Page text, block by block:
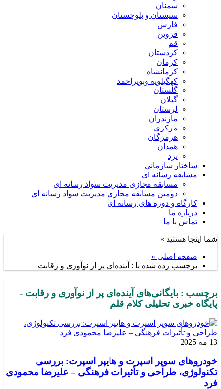
سمنان
سیستان و بلوچستان
فارس
قزوین
قم
کردستان
کرمان
کرمانشاه
کهگیلویه وبویراحمد
گلستان
گیلان
لرستان
مازندران
مرکزی
هرمزگان
همدان
یزد
ساختار سازمانی
مسابقه رسانه ای
مسابقه مجازی مدیریت سواد رسانه ای
دومین مسابقه مجازی مدیریت سواد رسانه ای
کارگاه و دوره های رسانه ای
درباره ما
تماس با ما
شما اینجا هستید »
صفحه اصلی »
برچسب زده شده با : آینده‌ای پر از نوآوری و رقابت
برچسب : بایگانی‌های آینده‌ای پر از نوآوری و رقابت -
پایگاه خبری تحلیلی کلام قلم
13 مه 2025
خودروهای سوپر اسپرت و هایپر اسپرت: بررسی
تکنولوژی، طراحی و تأثیرات فرهنگی – علیرضا محمودی
فرد